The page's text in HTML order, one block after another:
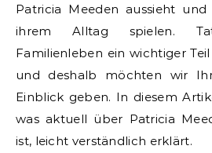
Patricia Meeden aussieht
ihrem Alltag spielen.
Familienleben ein wichtiger
und deshalb möchten wir
Einblick geben. In diesem
was aktuell über Patricia
ist, leicht verständlich erklärt.